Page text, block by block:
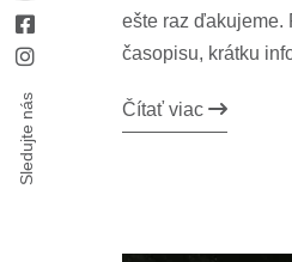
Sledujte nás
ešte raz ďakujeme.
časopisu, krátku
Čítať viac